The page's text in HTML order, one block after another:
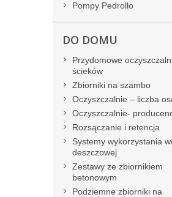
Pompy Pedrollo
DO DOMU
Przydomowe
ścieków
Zbiorniki na szambo
Oczyszczalnie – liczba
Oczyszczalnie-
Rozsączanie i retencja
Systemy wykorzystania
deszczowej
Zestawy ze zbiornikiem
betonowym
Podziemne zbiorniki na